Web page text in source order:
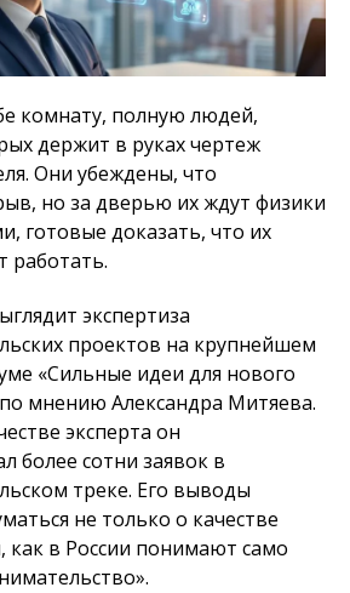
комнату, полную людей,
держит в руках чертеж
Они убеждены, что
но за дверью их ждут физики
готовые доказать, что их
работать.
экспертиза
проектов на крупнейшем
«Сильные идеи для нового
мнению Александра Митяева.
эксперта он
более сотни заявок в
треке. Его выводы
не только о качестве
как в России понимают само